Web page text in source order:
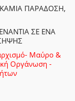
ΠΑΡΑΔΟΣΗ,
ΣΕ ΕΝΑ
Μαύρο &
Οργάνωση -